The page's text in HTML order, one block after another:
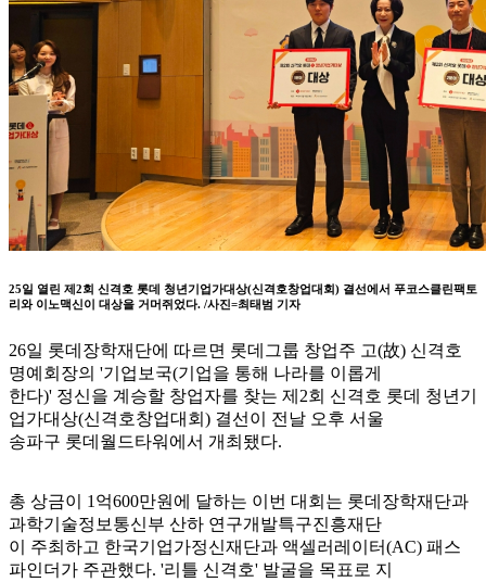
25일 열린 제2회 신격호 롯데 청년기업가대상(신격호창업대회) 결선에서 푸코스클린팩토
리와 이노맥신이 대상을 거머쥐었다. /사진=최태범 기자
26일 롯데장학재단에 따르면 롯데그룹 창업주 고(故) 신격호
명예회장의 '기업보국(기업을 통해 나라를 이롭게
한다)' 정신을 계승할 창업자를 찾는 제2회 신격호 롯데 청년기
업가대상(신격호창업대회) 결선이 전날 오후 서울
송파구 롯데월드타워에서 개최됐다.
총 상금이 1억600만원에 달하는 이번 대회는 롯데장학재단과
과학기술정보통신부 산하 연구개발특구진흥재단
이 주최하고 한국기업가정신재단과 액셀러레이터(AC) 패스
파인더가 주관했다. '리틀 신격호' 발굴을 목표로 지